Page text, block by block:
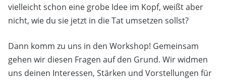
vielleicht schon eine grobe Idee im Kopf, weißt aber
nicht, wie du sie jetzt in die Tat umsetzen sollst?
Dann komm zu uns in den Workshop! Gemeinsam
gehen wir diesen Fragen auf den Grund. Wir widmen
uns deinen Interessen, Stärken und Vorstellungen für